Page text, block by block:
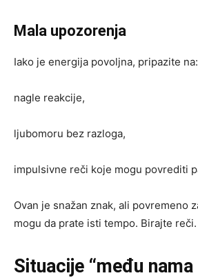
Mala upozorenja
Iako je energija povoljna, pripazite na:
nagle reakcije,
ljubomoru bez razloga,
impulsivne reči koje mogu povrediti
Ovan je snažan znak, ali povremeno
mogu da prate isti tempo. Birajte reči.
Situacije “među